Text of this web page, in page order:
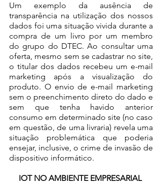
Um exemplo da ausência de
transparência na utilização dos nossos
dados foi uma situação vivida durante a
compra de um livro por um membro
do grupo do DTEC. Ao consultar uma
oferta, mesmo sem se cadastrar no site,
o titular dos dados recebeu um e-mail
marketing após a visualização do
produto. O envio de e-mail marketing
sem o preenchimento direto do dado e
sem que tenha havido anterior
consumo em determinado site (no caso
em questão, de uma livraria) revela uma
situação problemática que poderia
ensejar, inclusive, o crime de invasão de
dispositivo informático.
IOT NO AMBIENTE EMPRESARIAL